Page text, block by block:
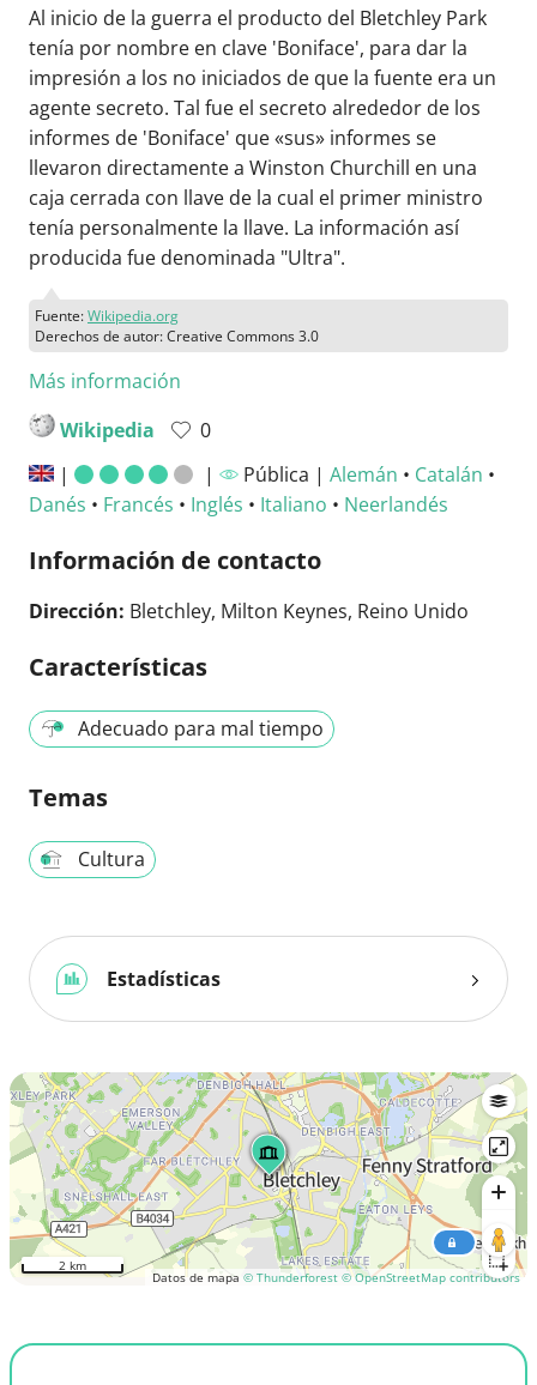
Al inicio de la guerra el producto del Bletchley Park
tenía por nombre en clave 'Boniface', para dar la
impresión a los no iniciados de que la fuente era un
agente secreto. Tal fue el secreto alrededor de los
informes de 'Boniface' que «sus» informes se
llevaron directamente a Winston Churchill en una
caja cerrada con llave de la cual el primer ministro
tenía personalmente la llave. La información así
producida fue denominada "Ultra".
Fuente:Wikipedia.org
Derechos de autor: Creative Commons 3.0
Más información
Wikipedia
0
|
| Pública | Alemán • Catalán •
Danés • Francés • Inglés • Italiano • Neerlandés
Información de contacto
Dirección: Bletchley, Milton Keynes, Reino Unido
Características
Adecuado para mal tiempo
Temas
Cultura
Estadísticas
Datos de mapa © Thunderforest © OpenStreetMap contributors
2 km